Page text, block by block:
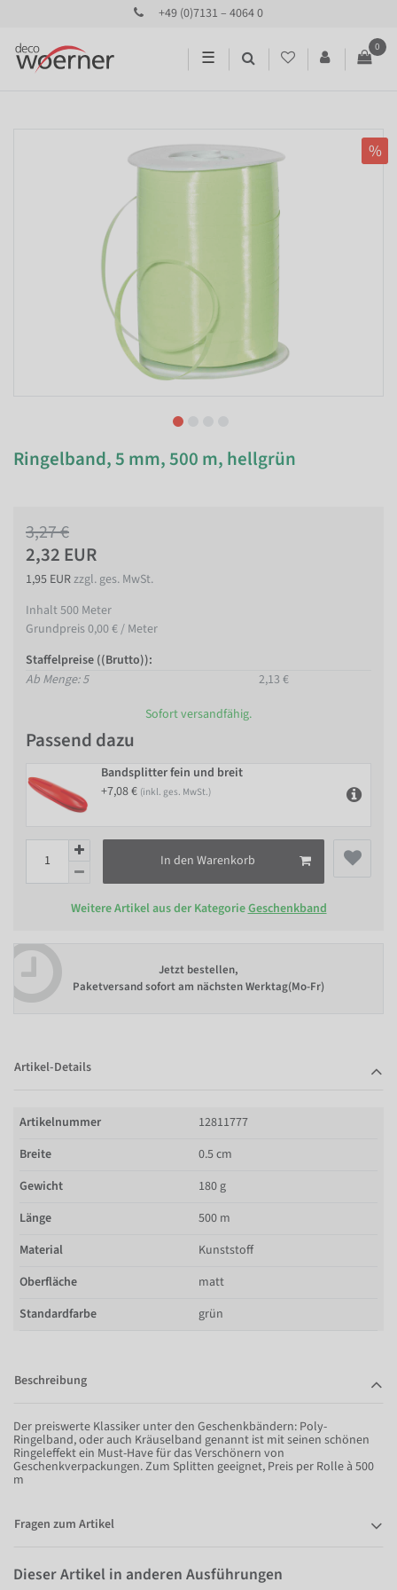
+49 (0)7131 – 4064 0
☰
0
%
Ringelband, 5 mm, 500 m, hellgrün
3,27 €
2,32 EUR
1,95 EURzzgl. ges. MwSt.
Inhalt500 Meter
Grundpreis0,00 € / Meter
Staffelpreise ((Brutto)):
Ab Menge: 5
2,13 €
Sofort versandfähig.
Passend dazu
Bandsplitter fein und breit
+7,08 € (inkl. ges. MwSt.)
In den Warenkorb
Weitere Artikel aus der KategorieGeschenkband
Jetzt bestellen,
Paketversand sofort am nächsten Werktag(Mo-Fr)
Artikel-Details
Artikelnummer
12811777
Breite
0.5 cm
Gewicht
180 g
Länge
500 m
Material
Kunststoff
Oberfläche
matt
Standardfarbe
grün
Beschreibung
Der preiswerte Klassiker unter den Geschenkbändern: Poly-
Ringelband, oder auch Kräuselband genannt ist mit seinen schönen
Ringeleffekt ein Must-Have für das Verschönern von
Geschenkverpackungen. Zum Splitten geeignet, Preis per Rolle à 500
m
Fragen zum Artikel
Dieser Artikel in anderen Ausführungen